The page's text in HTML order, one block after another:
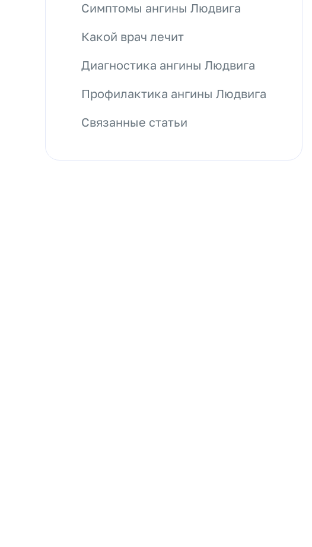
Симптомы ангины Людвига
Какой врач лечит
Диагностика ангины Людвига
Профилактика ангины Людвига
Связанные статьи